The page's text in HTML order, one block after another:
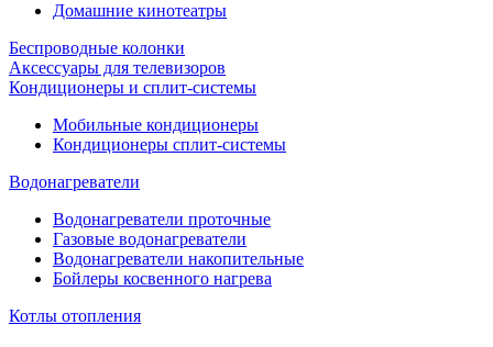
Домашние кинотеатры
Беспроводные колонки
Аксессуары для телевизоров
Кондиционеры и сплит-системы
Мобильные кондиционеры
Кондиционеры сплит-системы
Водонагреватели
Водонагреватели проточные
Газовые водонагреватели
Водонагреватели накопительные
Бойлеры косвенного нагрева
Котлы отопления